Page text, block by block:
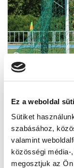
Ez a weboldal
Sütiket
szabásához,
valamint
közösségi média-
megosztjuk az
ÉS U16 -
2020-08-05 10:00:00
Új - zömében
akadémiai
jellemezzék őket.